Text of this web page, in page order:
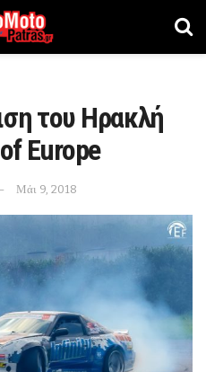
του Ηρακλή
Europe
Μάι 9, 2018